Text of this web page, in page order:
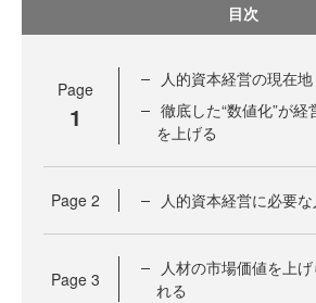
目次
Page
1
人的資本経営の現在地
徹底した“数値化”が
を上げる
Page 2 人的資本経営に必要
Page 3
人材の市場価値を上
れる